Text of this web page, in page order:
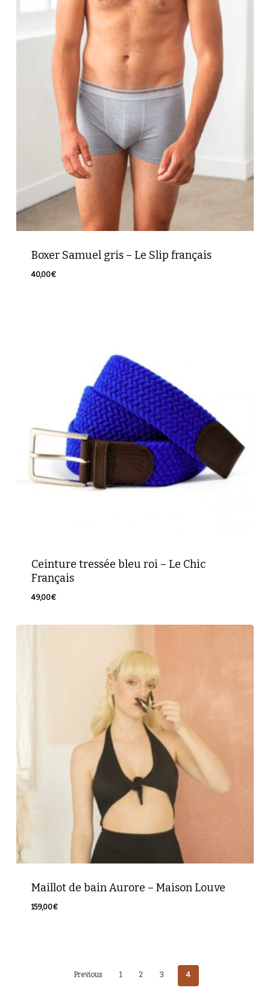
Retour à la boutique
Boxer Samuel gris – Le Slip français
40,00€
Ceinture tressée bleu roi – Le Chic
Français
49,00€
Maillot de bain Aurore – Maison Louve
159,00€
Previous 1 2 3 4